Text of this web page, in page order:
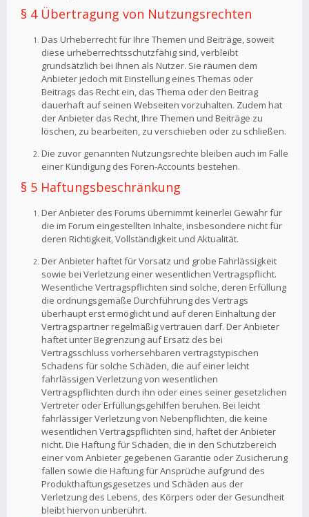
§ 4 Übertragung von Nutzungsrechten
Das Urheberrecht für Ihre Themen und Beiträge, soweit
diese urheberrechtsschutzfähig sind, verbleibt
grundsätzlich bei Ihnen als Nutzer. Sie räumen dem
Anbieter jedoch mit Einstellung eines Themas oder
Beitrags das Recht ein, das Thema oder den Beitrag
dauerhaft auf seinen Webseiten vorzuhalten. Zudem hat
der Anbieter das Recht, Ihre Themen und Beiträge zu
löschen, zu bearbeiten, zu verschieben oder zu schließen.
Die zuvor genannten Nutzungsrechte bleiben auch im Falle
einer Kündigung des Foren-Accounts bestehen.
§ 5 Haftungsbeschränkung
Der Anbieter des Forums übernimmt keinerlei Gewähr für
die im Forum eingestellten Inhalte, insbesondere nicht für
deren Richtigkeit, Vollständigkeit und Aktualität.
Der Anbieter haftet für Vorsatz und grobe Fahrlässigkeit
sowie bei Verletzung einer wesentlichen Vertragspflicht.
Wesentliche Vertragspflichten sind solche, deren Erfüllung
die ordnungsgemäße Durchführung des Vertrags
überhaupt erst ermöglicht und auf deren Einhaltung der
Vertragspartner regelmäßig vertrauen darf. Der Anbieter
haftet unter Begrenzung auf Ersatz des bei
Vertragsschluss vorhersehbaren vertragstypischen
Schadens für solche Schäden, die auf einer leicht
fahrlässigen Verletzung von wesentlichen
Vertragspflichten durch ihn oder eines seiner gesetzlichen
Vertreter oder Erfüllungsgehilfen beruhen. Bei leicht
fahrlässiger Verletzung von Nebenpflichten, die keine
wesentlichen Vertragspflichten sind, haftet der Anbieter
nicht. Die Haftung für Schäden, die in den Schutzbereich
einer vom Anbieter gegebenen Garantie oder Zusicherung
fallen sowie die Haftung für Ansprüche aufgrund des
Produkthaftungsgesetzes und Schäden aus der
Verletzung des Lebens, des Körpers oder der Gesundheit
bleibt hiervon unberührt.